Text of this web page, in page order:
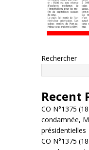
Rechercher
Recent
CO N°1375
condamnée,
présidentielles
CO N°1375